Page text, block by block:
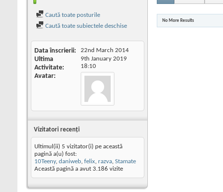
Caută toate posturile
Caută toate subiectele deschise
Data înscrierii 22nd March 2014
Ultima
Activitate
9th January 2019
18:10
Avatar
Vizitatori recenţi
Ultimul(ii) 5 vizitator(i) pe această
pagină a(u) fost:
10Teeny, daniweb, felix, razva, Stamate
Această pagină a avut 3.186 vizite
No More Results